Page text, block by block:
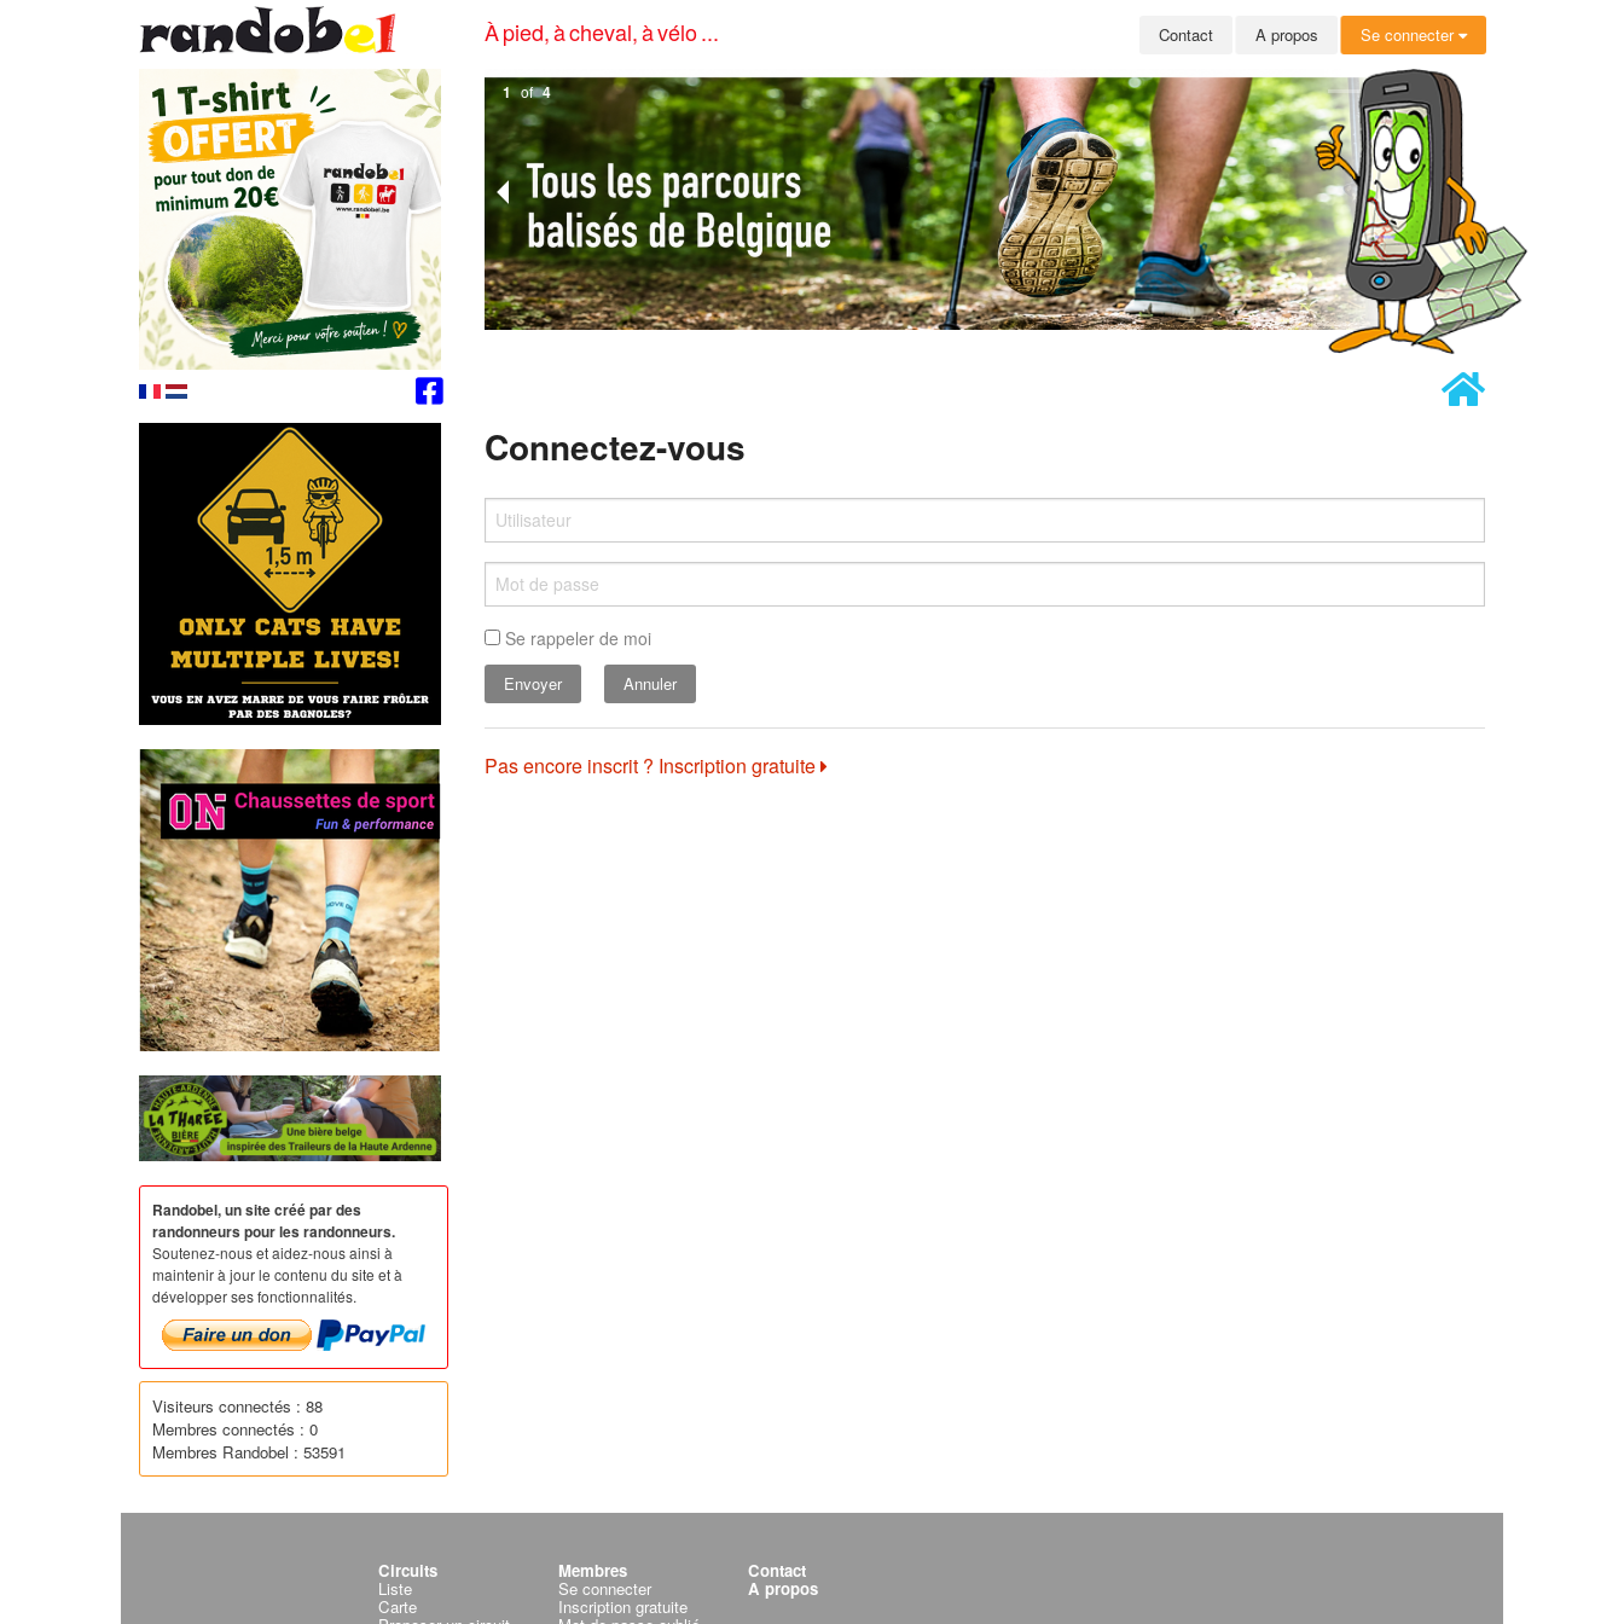
À pied, à cheval, à vélo ... Contact A propos Se connecter
1 of 4
Connectez-vous
Se rappeler de moi
Annuler
Pas encore inscrit ? Inscription gratuite
Randobel, un site créé par des
randonneurs pour les randonneurs.
Soutenez-nous et aidez-nous ainsi à
maintenir à jour le contenu du site et à
développer ses fonctionnalités.
Visiteurs connectés : 88
Membres connectés : 0
Membres Randobel : 53591
Circuits
Liste
Carte
Membres
Se connecter
Inscription gratuite
Contact
A propos